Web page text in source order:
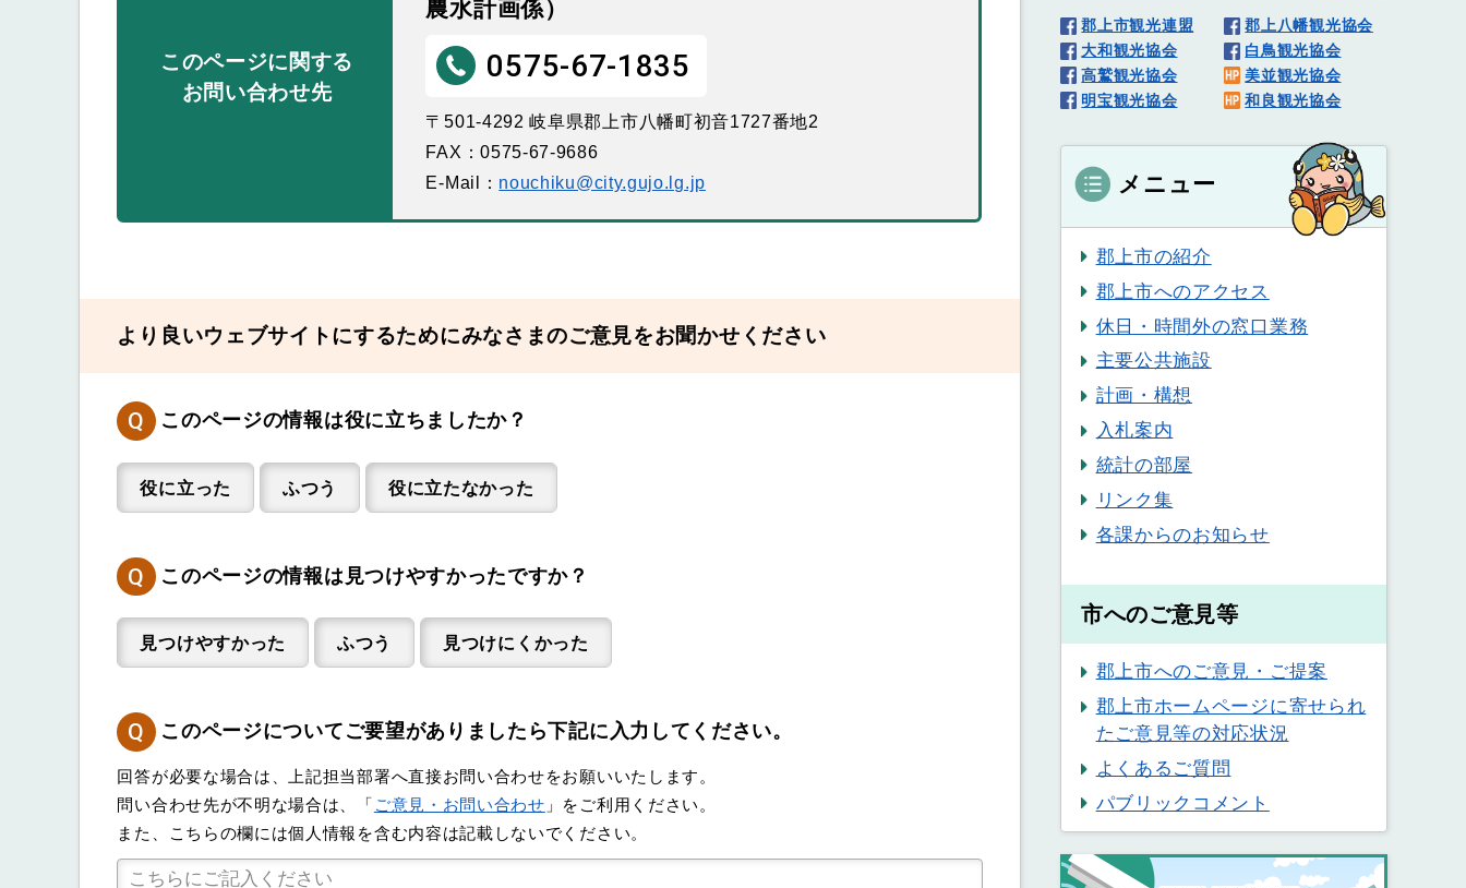
このページに関する
お問い合わせ先
農水計画係）
0575-67-1835
〒501-4292 岐阜県郡上市八幡町初音1727番地2
FAX：0575-67-9686
E-Mail： nouchiku@city.gujo.lg.jp
より良いウェブサイトにするためにみなさまのご意見をお聞かせください
Q このページの情報は役に立ちましたか？
役に立った ふつう 役に立たなかった
Q このページの情報は見つけやすかったですか？
見つけやすかった ふつう 見つけにくかった
Q このページについてご要望がありましたら下記に入力してください。
回答が必要な場合は、上記担当部署へ直接お問い合わせをお願いいたします。
問い合わせ先が不明な場合は、「 ご意見・お問い合わせ 」をご利用ください。
また、こちらの欄には個人情報を含む内容は記載しないでください。
郡上市観光連盟
郡上八幡観光協会
大和観光協会
白鳥観光協会
高鷲観光協会
美並観光協会
明宝観光協会
和良観光協会
メニュー
郡上市の紹介
郡上市へのアクセス
休日・時間外の窓口業務
主要公共施設
計画・構想
入札案内
統計の部屋
リンク集
各課からのお知らせ
市へのご意見等
郡上市へのご意見・ご提案
郡上市ホームページに寄せられ
たご意見等の対応状況
よくあるご質問
パブリックコメント